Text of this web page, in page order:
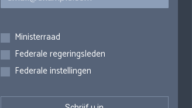
Inschrijvingen
Ministerraad
Federale regeringsleden
Federale instellingen